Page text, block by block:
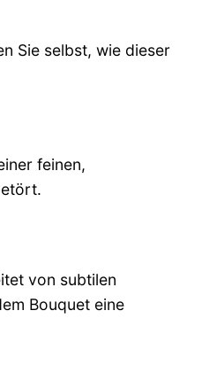
Sie selbst, wie dieser
feinen,
von subtilen
Bouquet eine